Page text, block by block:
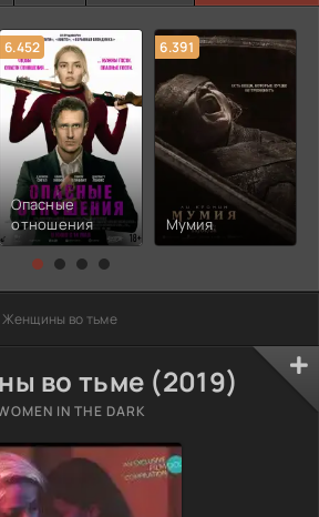
6.452
Опасные
отношения
6.391
Мумия
Женщины во тьме
во тьме (2019)
IN THE DARK